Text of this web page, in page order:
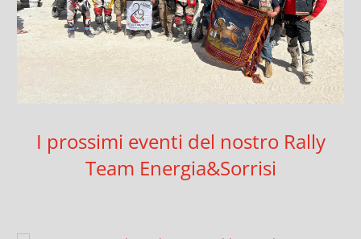
I prossimi eventi del nostro Rally
Team Energia&Sorrisi